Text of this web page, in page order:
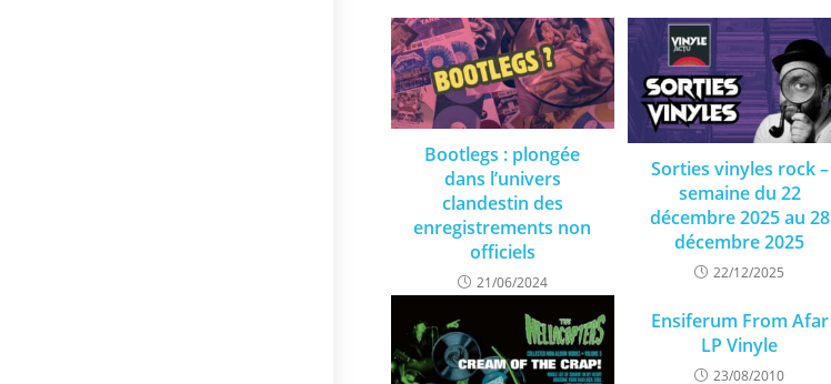
Bootlegs : plongée
dans l’univers
clandestin des
enregistrements non
officiels
21/06/2024
Sorties vinyles rock –
semaine du 22
décembre 2025 au 28
décembre 2025
22/12/2025
Ensiferum From Afar
LP Vinyle
23/08/2010